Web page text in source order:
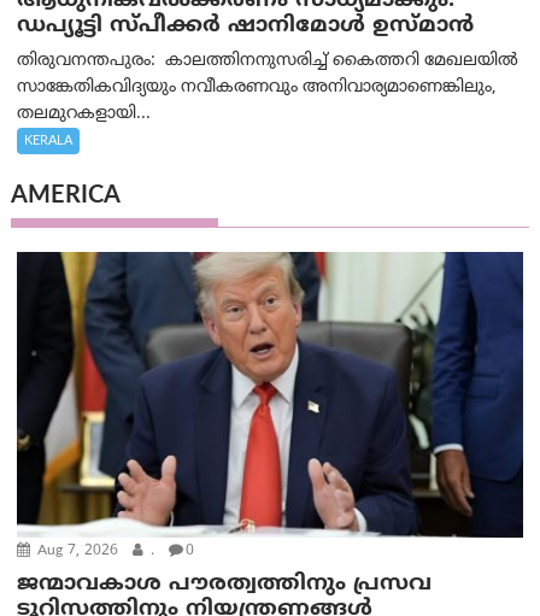
ഡപ്യൂട്ടി സ്പീക്കർ ഷാനിമോൾ ഉസ്മാൻ
തിരുവനന്തപുരം: കാലത്തിനനുസരിച്ച് കൈത്തറി മേഖലയിൽ
സാങ്കേതികവിദ്യയും നവീകരണവും അനിവാര്യമാണെങ്കിലും,
തലമുറകളായി...
KERALA
AMERICA
Aug 7, 2026 . 0
ജന്മാവകാശ പൗരത്വത്തിനും പ്രസവ
ടൂറിസത്തിനും നിയന്ത്രണങ്ങൾ